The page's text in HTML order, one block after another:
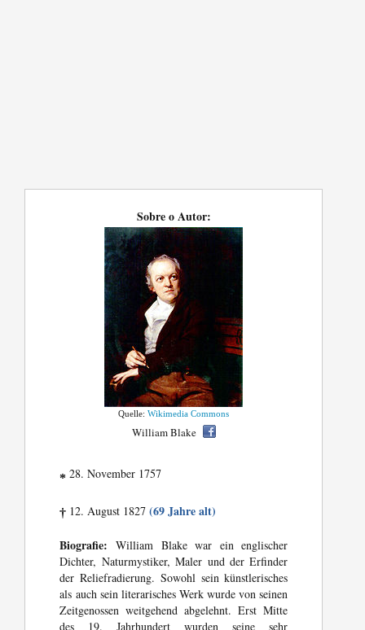
Sobre o Autor:
Quelle:Wikimedia Commons
William Blake
* 28. November 1757
† 12. August 1827(69 Jahre alt)
Biografie: William Blake war ein englischer
Dichter, Naturmystiker, Maler und der Erfinder
der Reliefradierung. Sowohl sein künstlerisches
als auch sein literarisches Werk wurde von seinen
Zeitgenossen weitgehend abgelehnt. Erst Mitte
des 19. Jahrhundert wurden seine sehr